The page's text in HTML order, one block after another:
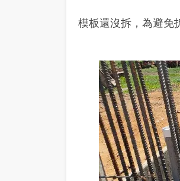
模板還沒拆，為避免